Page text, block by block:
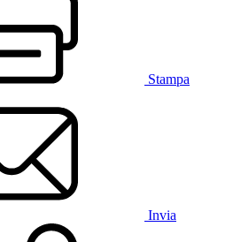
Stampa
Invia